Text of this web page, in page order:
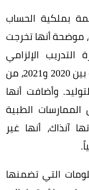
بملكية الحساب
موضحة أنها تخرجت
الإلزامي
بمستشفيات جامعة الإسكندرية بين 2020 و2021، من
وأضافت أنها
الطبية
آنذاك، أنها غير
التي تضمنها